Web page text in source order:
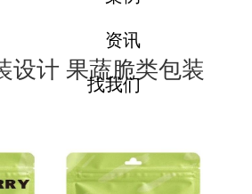
资讯
找我们
设计 果蔬脆类包装